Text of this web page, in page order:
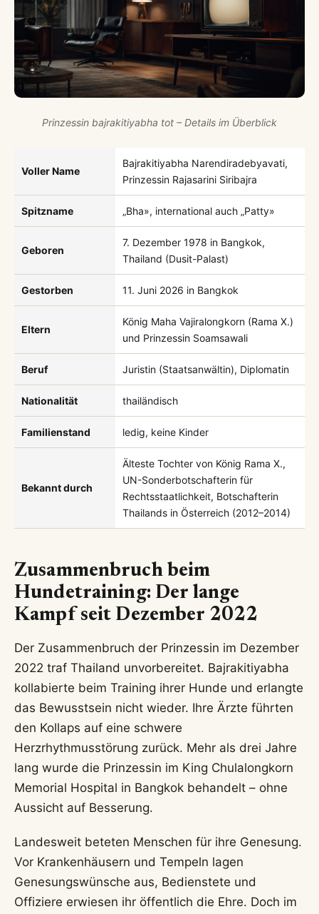
Prinzessin bajrakitiyabha tot – Details im Überblick
Voller Name
Bajrakitiyabha Narendiradebyavati,
Prinzessin Rajasarini Siribajra
Spitzname „Bha», international auch „Patty»
Geboren
7. Dezember 1978 in Bangkok,
Thailand (Dusit-Palast)
Gestorben 11. Juni 2026 in Bangkok
Eltern
König Maha Vajiralongkorn (Rama X.)
und Prinzessin Soamsawali
Beruf Juristin (Staatsanwältin), Diplomatin
Nationalität thailändisch
Familienstand ledig, keine Kinder
Bekannt durch
Älteste Tochter von König Rama X.,
UN-Sonderbotschafterin für
Rechtsstaatlichkeit, Botschafterin
Thailands in Österreich (2012–2014)
Zusammenbruch beim
Hundetraining: Der lange
Kampf seit Dezember 2022
Der Zusammenbruch der Prinzessin im Dezember
2022 traf Thailand unvorbereitet. Bajrakitiyabha
kollabierte beim Training ihrer Hunde und erlangte
das Bewusstsein nicht wieder. Ihre Ärzte führten
den Kollaps auf eine schwere
Herzrhythmusstörung zurück. Mehr als drei Jahre
lang wurde die Prinzessin im King Chulalongkorn
Memorial Hospital in Bangkok behandelt – ohne
Aussicht auf Besserung.
Landesweit beteten Menschen für ihre Genesung.
Vor Krankenhäusern und Tempeln lagen
Genesungswünsche aus, Bedienstete und
Offiziere erwiesen ihr öffentlich die Ehre. Doch im